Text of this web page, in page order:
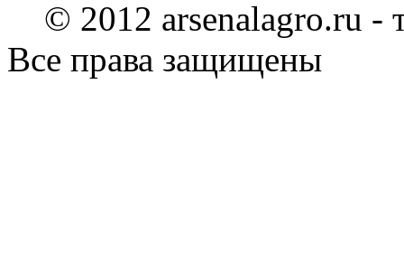
© 2012 arsenalagro.ru -
Все права защищены